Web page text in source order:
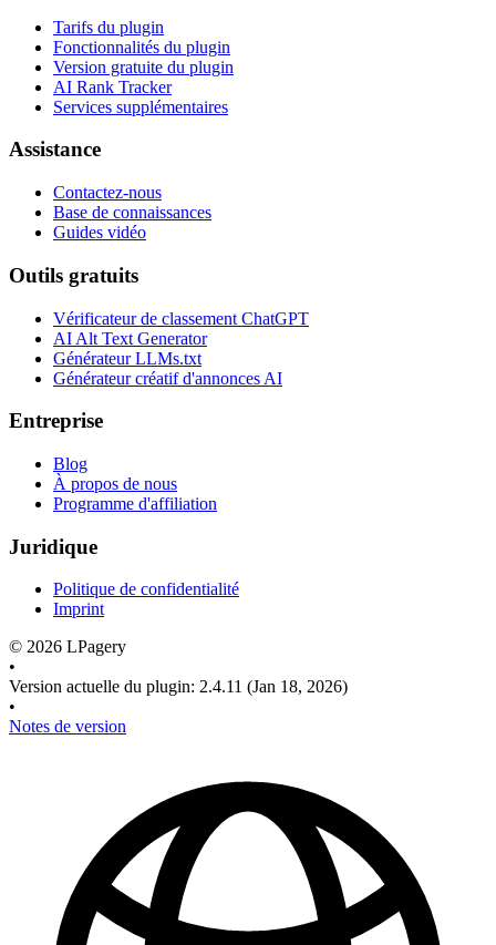
Tarifs du plugin
Fonctionnalités du plugin
Version gratuite du plugin
AI Rank Tracker
Services supplémentaires
Assistance
Contactez-nous
Base de connaissances
Guides vidéo
Outils gratuits
Vérificateur de classement ChatGPT
AI Alt Text Generator
Générateur LLMs.txt
Générateur créatif d'annonces AI
Entreprise
Blog
À propos de nous
Programme d'affiliation
Juridique
Politique de confidentialité
Imprint
© 2026 LPagery
•
Version actuelle du plugin: 2.4.11 (Jan 18, 2026)
•
Notes de version